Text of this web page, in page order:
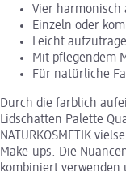
Vier harmonisch
Einzeln oder
Leicht
Mit pflegendem
Für natürliche
Durch die farblich
Lidschatten Palette
NATURKOSMETIK
Make-ups. Die